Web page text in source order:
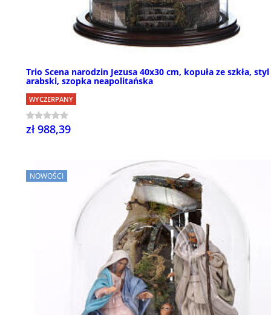
Trio Scena narodzin Jezusa 40x30 cm, kopuła ze szkła, styl
arabski, szopka neapolitańska
WYCZERPANY
zł 988,39
NOWOŚCI